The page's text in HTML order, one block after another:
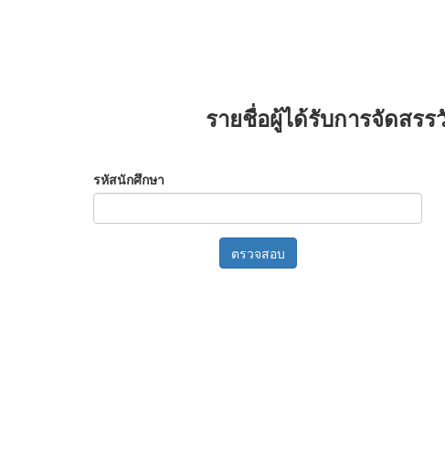
รายชื่อผู้ได้รับการจัดสร
รหัสนักศึกษา
ตรวจสอบ